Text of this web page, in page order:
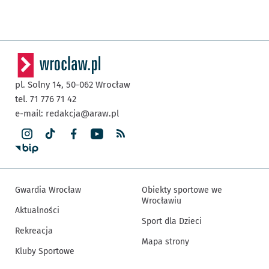
pl. Solny 14, 50-062 Wrocław
tel. 71 776 71 42
e-mail: redakcja@araw.pl
Gwardia Wrocław
Aktualności
Rekreacja
Kluby Sportowe
Obiekty sportowe we
Wrocławiu
Sport dla Dzieci
Mapa strony